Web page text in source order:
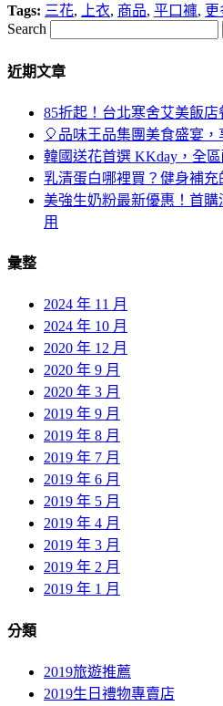
Tags: 三花, 上衣, 商品, 平口褲, 更
Search
近期文章
85折起！台北寒舍艾美飯
🎈品味王品集團美食盛宴
韓國送花首選 KKday，全
乳清蛋白哪裡買？健身補充
美強生奶粉最新優惠！首
用
彙整
2024 年 11 月
2024 年 10 月
2020 年 12 月
2020 年 9 月
2020 年 3 月
2019 年 9 月
2019 年 8 月
2019 年 7 月
2019 年 6 月
2019 年 5 月
2019 年 4 月
2019 年 3 月
2019 年 2 月
2019 年 1 月
分類
2019旅遊推薦
2019生日禮物專賣店